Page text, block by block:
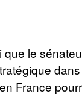
le
France